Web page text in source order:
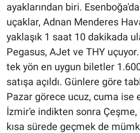
ayaklarından biri.
uçaklar, Adnan Menderes
yaklaşık 1 saat 10 dakikada
Pegasus, AJet ve THY
tek yön en uygun biletler
satışa açıldı. Günlere göre
Pazar görece ucuz, cuma ise
İzmir'e indikten sonra Çeşme,
kısa sürede geçmek de